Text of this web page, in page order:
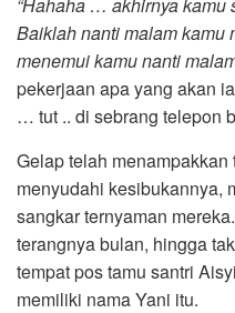
Baiklah nanti malam kamu
menemui kamu nanti
pekerjaan apa yang akan
… tut .. di sebrang telepon
Gelap telah
menyudahi kesibukannya,
sangkar ternyaman
terangnya bulan, hingga
tempat pos tamu santri
memiliki nama Yani itu.